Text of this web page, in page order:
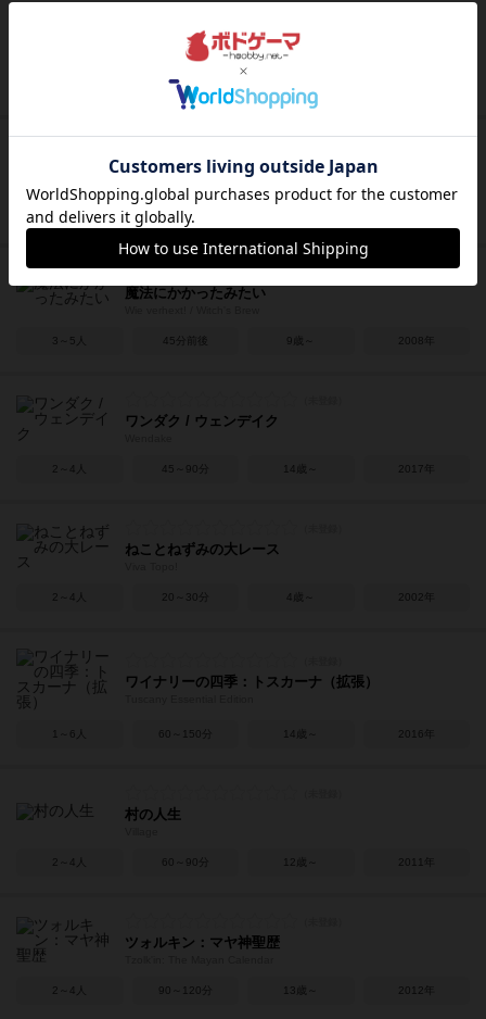
イスファハン
60分前後
ウィナーズ サークル
2～6人 45～55分
魔法にかかったみたい
3～5人 45分前後 9歳～ 2008年
ワンダク / ウェンデイク
2～4人 45～90分 14歳～ 2017年
ねことねずみの大レース
2～4人 20～30分 4歳～ 2002年
ワイナリーの四季：トスカーナ（拡張）
1～6人 60～150分 14歳～ 2016年
村の人生
2～4人 60～90分 12歳～ 2011年
ツォルキン：マヤ神聖歴
2～4人 90～120分 13歳～ 2012年